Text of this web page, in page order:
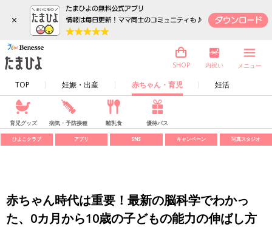
×
TOP 妊娠・出産 赤ちゃん・育児 妊活
SHOP 内祝い メニュー
育児グッズ 病気・予防接種 離乳食 優待パス
ひよこクラブ アプリ SNS キャンペーン 写真スタジオ
赤ちゃん時代は重要！最新の脳科学でわかっ
た、0カ月から10歳の子どもの能力の伸ばし方